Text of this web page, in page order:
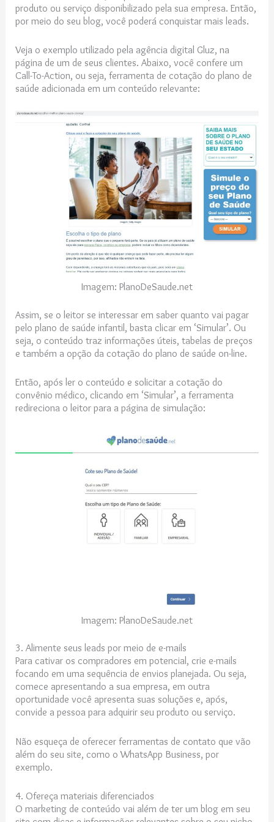
produto ou serviço disponibilizado pela sua empresa. Então,
por meio do seu blog, você poderá conquistar mais leads.
Veja o exemplo utilizado pela agência digital Gluz, na
página de um de seus clientes. Abaixo, você confere um
Call-To-Action, ou seja, ferramenta de cotação do plano de
saúde adicionada em um conteúdo relevante:
Imagem: PlanoDeSaude.net
Assim, se o leitor se interessar em saber quanto vai pagar
pelo plano de saúde infantil, basta clicar em ‘Simular’. Ou
seja, o conteúdo traz informações úteis, tabelas de preços
e também a opção da cotação do plano de saúde on-line.
Então, após ler o conteúdo e solicitar a cotação do
convênio médico, clicando em ‘Simular’, a ferramenta
redireciona o leitor para a página de simulação:
Imagem: PlanoDeSaude.net
3. Alimente seus leads por meio de e-mails
Para cativar os compradores em potencial, crie e-mails
focando em uma sequência de envios planejada. Ou seja,
comece apresentando a sua empresa, em outra
oportunidade você apresenta suas soluções e, após,
convide a pessoa para adquirir seu produto ou serviço.
Não esqueça de oferecer ferramentas de contato que vão
além do seu site, como o WhatsApp Business, por
exemplo.
4. Ofereça materiais diferenciados
O marketing de conteúdo vai além de ter um blog em seu